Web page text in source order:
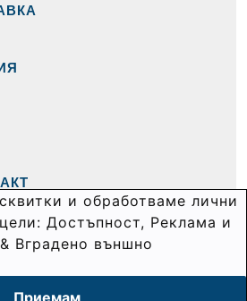
и обработваме лични
Достъпност, Реклама и
Вградено външно
Приемам